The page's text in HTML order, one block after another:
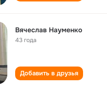
Вячеслав Науменко
43 года
Добавить в друзья